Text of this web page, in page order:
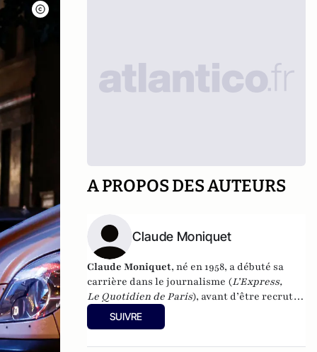
A PROPOS DES AUTEURS
Claude Moniquet
Claude Moniquet, né en 1958, a débuté sa
carrière dans le journalisme (L’Express,
Le Quotidien de Paris), avant d’être recruté
par la Dgse pour devenir "agent de terrain"
clandestin. Il exerce ainsi sous cette
SUIVRE